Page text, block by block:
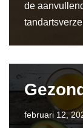
de
februari 12,